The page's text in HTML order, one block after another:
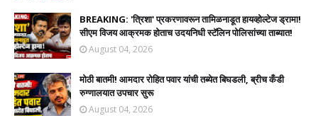
BREAKING: 'त्रिशा' प्रकरणावरून तामिळनाडूत हायव्होल्टेज ड्रामा!
सीएम विजय आक्रमक होताच उदयनिधी स्टॅलिन पोलिसांच्या ताब्यात!
August 04, 2026
मोठी बातमी! आमदार रोहित पवार यांची तब्येत बिघडली, ब्रीच कँडी
रुग्णालयात उपचार सुरू
August 04, 2026